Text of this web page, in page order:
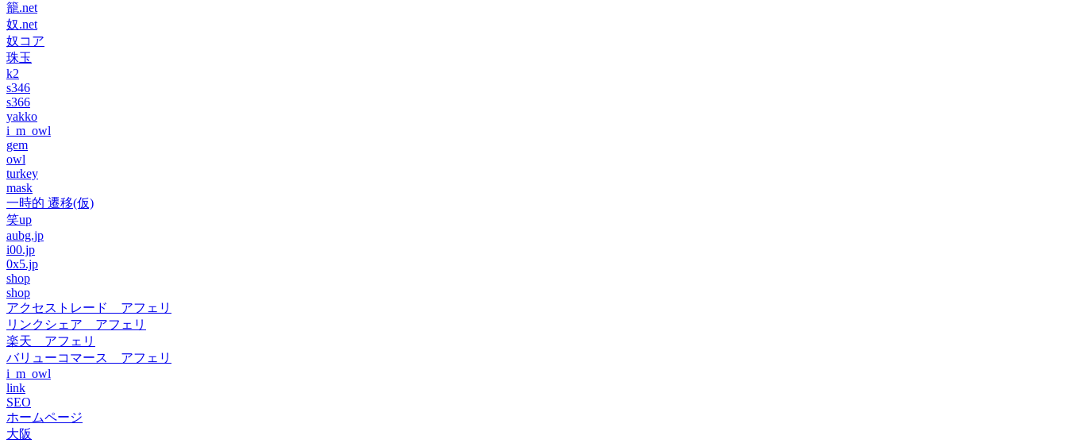
籠.net
奴.net
奴コア
珠玉
k2
s346
s366
yakko
i_m_owl
gem
owl
turkey
mask
一時的 遷移(仮)
笑up
aubg.jp
i00.jp
0x5.jp
shop
shop
アクセストレード アフェリ
リンクシェア アフェリ
楽天 アフェリ
バリューコマース アフェリ
i_m_owl
link
SEO
ホームページ
大阪